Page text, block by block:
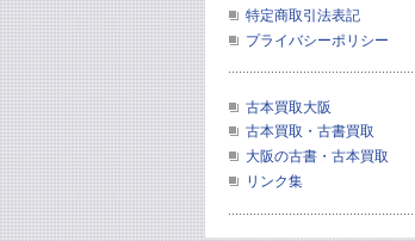
特定商取引法表記
プライバシーポリシー
古本買取大阪
古本買取・古書買取
大阪の古書・古本買取
リンク集